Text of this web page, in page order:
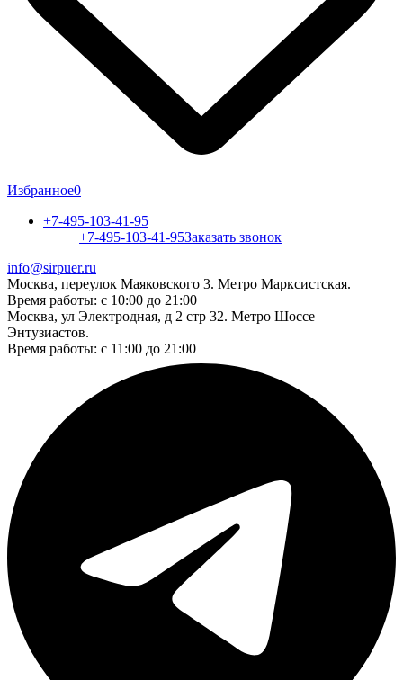
Избранное0
+7-495-103-41-95
+7-495-103-41-95Заказать звонок
info@sirpuer.ru
Москва, переулок Маяковского 3. Метро Марксистская.
Время работы: с 10:00 до 21:00
Москва, ул Электродная, д 2 стр 32. Метро Шоссе
Энтузиастов.
Время работы: с 11:00 до 21:00